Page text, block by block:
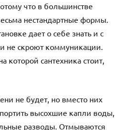
что в большинстве
нестандартные формы.
дает о себе знать и с
не скроют коммуникации.
которой сантехника стоит,
не будет, но вместо них
высохшие капли воды,
разводы. Отмываются